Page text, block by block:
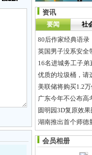
资讯
要闻
社
80后作家经典语录
英国男子没系安全
16名进城务工子弟
优质的垃圾桶，请
美联储将购买1.2
广东今年不公布高
圆明园3D复原效果
湖南推出首个师德
IT业30岁以下最优
长沙往京沪穗火车
会员相册